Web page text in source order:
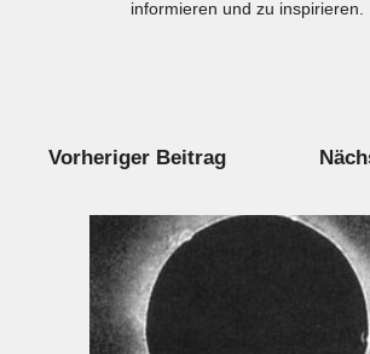
informieren und zu inspirieren.
Vorheriger Beitrag